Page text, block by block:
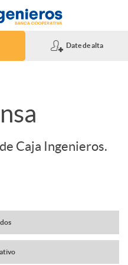
Date de alta
Caja Ingenieros.